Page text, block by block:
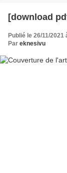
[download
Publié le 26/11/2021
Par eknesivu